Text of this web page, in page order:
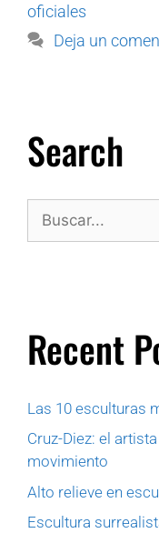
oficiales
Deja un
Search
Recent
Las 10 esculturas
Cruz-Diez: el
movimiento
Alto relieve en
Escultura